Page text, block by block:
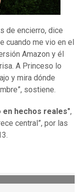
de encierro, dice
cuando me vio en el
Amazon y él
A Princeso lo
y mira dónde
sostiene.
en hechos reales",
central”, por las